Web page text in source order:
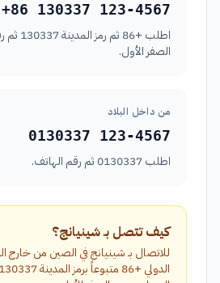
+86 130337 123-4567
اطلب
الصفر الأول.
من داخل البلاد
0130337 123-4567
اطلب 0130337 ثم رقم الهاتف.
كيف تتصل بـ شينيانج؟
للاتصال بـ شينيانج في الصين من خارج